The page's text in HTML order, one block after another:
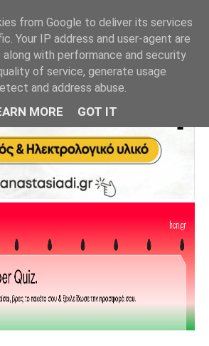
from Google to deliver its services
Your IP address and user-agent are
along with performance and security
of service, generate usage
and address abuse.
MORE GOT IT